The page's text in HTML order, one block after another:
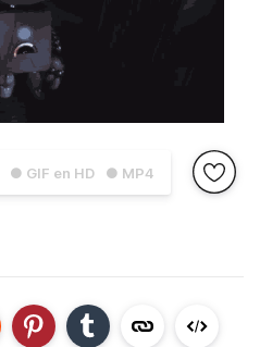
● GIF en HD ● MP4